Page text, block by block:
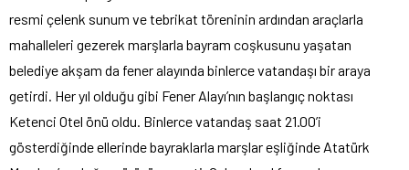
resmi çelenk sunum ve tebrikat töreninin ardından araçlarla
mahalleleri gezerek marşlarla bayram coşkusunu yaşatan
belediye akşam da fener alayında binlerce vatandaşı bir araya
getirdi. Her yıl olduğu gibi Fener Alayı’nın başlangıç noktası
Ketenci Otel önü oldu. Binlerce vatandaş saat 21.00’i
gösterdiğinde ellerinde bayraklarla marşlar eşliğinde Atatürk